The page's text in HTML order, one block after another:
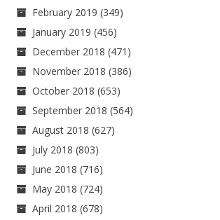
February 2019 (349)
January 2019 (456)
December 2018 (471)
November 2018 (386)
October 2018 (653)
September 2018 (564)
August 2018 (627)
July 2018 (803)
June 2018 (716)
May 2018 (724)
April 2018 (678)